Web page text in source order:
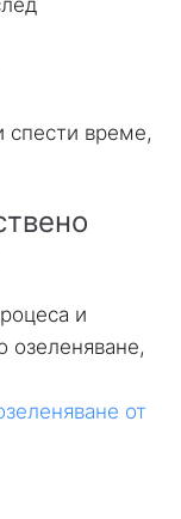
спести време,
и
озеленяване,
от